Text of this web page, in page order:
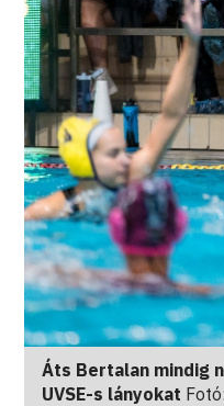
Áts Bertalan mindig
UVSE-s lányokat